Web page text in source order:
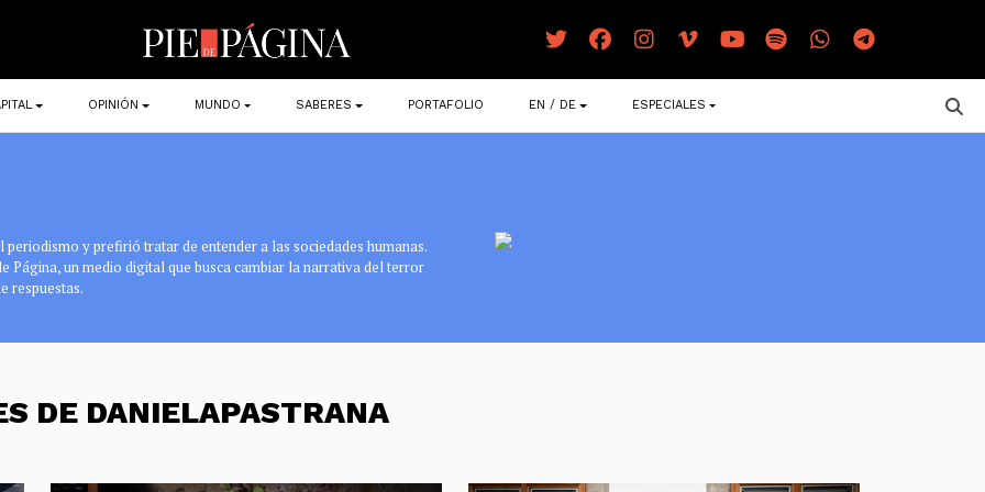
OPINIÓN MUNDO SABERES PORTAFOLIO EN / DE ESPECIALES
y prefirió tratar de entender a las sociedades humanas.
Página, un medio digital que busca cambiar la narrativa del terror
respuestas.
DE DANIELAPASTRANA